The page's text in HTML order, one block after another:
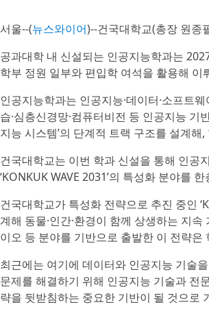
서울--(뉴스와이어)--건국대학교(총장 원종
공과대학 내 신설되는 인공지능학과는
학부 정원 일부와 편입학 여석을 활용해 이
인공지능학과는 인공지능·데이터·소프트
습·심층신경망·컴퓨터비전 등 인공지능 기
지능 시스템’의 단계적 트랙 구조를 설계
건국대학교는 이번 학과 신설을 통해 인공
‘KONKUK WAVE 2031’의 특성화 분야를
건국대학교가 특성화 전략으로 추진 중인
계해 동물·인간·환경이 함께 상생하는 지
이오 등 분야를 기반으로 출발한 이 전략
최근에는 여기에 데이터와 인공지능 기술
문제를 해결하기 위해 인공지능 기술과 전
략을 뒷받침하는 중요한 기반이 될 것으로